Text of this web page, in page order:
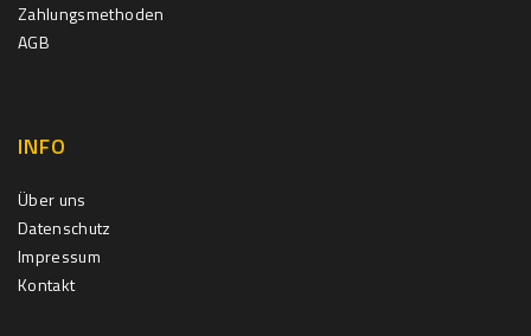
Zahlungsmethoden
AGB
INFO
Über uns
Datenschutz
Impressum
Kontakt